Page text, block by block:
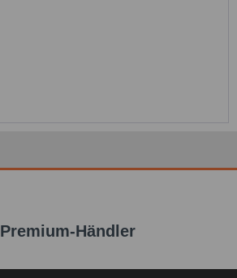
Premium-Händler